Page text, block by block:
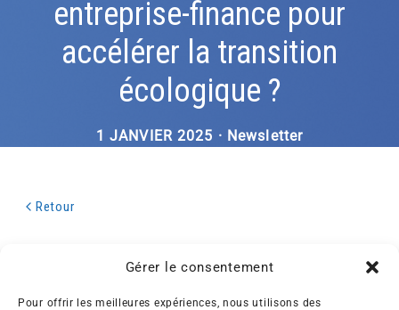
Gérer le consentement
Pour offrir les meilleures expériences, nous utilisons des
entreprise-finance pour
accélérer la transition
écologique ?
1 JANVIER 2025 · Newsletter
Retour